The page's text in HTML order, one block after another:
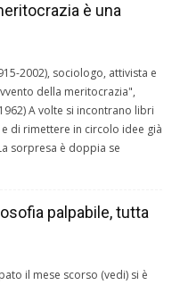
è una
2002), sociologo, attivista e
della meritocrazia",
A volte si incontrano libri
di rimettere in circolo idee già
sorpresa è doppia se
palpabile, tutta
il mese scorso (vedi) si è